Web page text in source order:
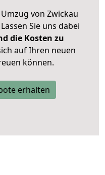
von Zwickau
Sie uns dabei
die Kosten zu
auf Ihren neuen
können.
erhalten